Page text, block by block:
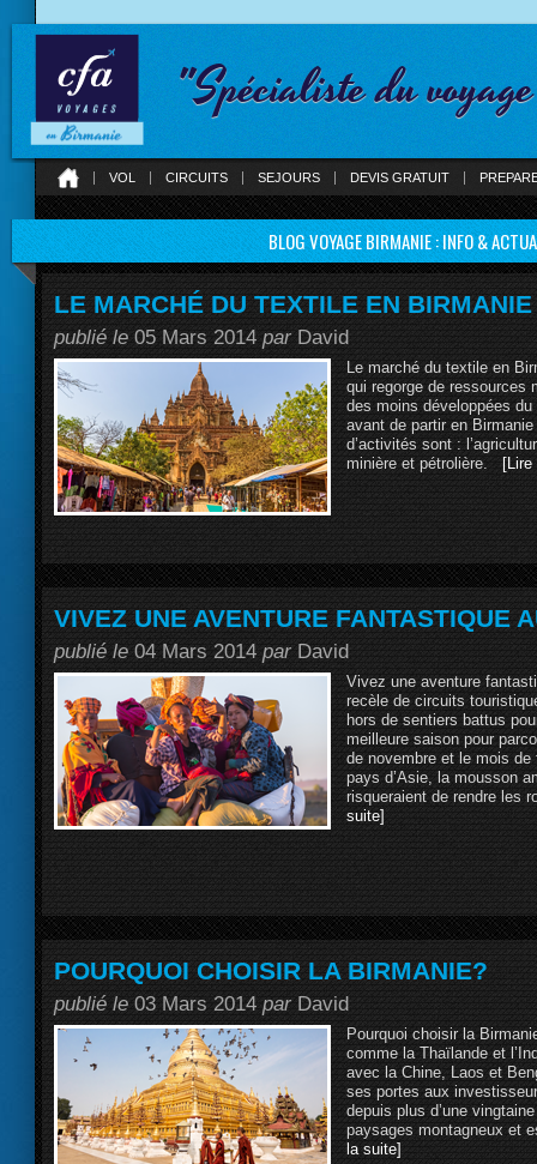
"Spécialiste du
VOL CIRCUITS SEJOURS DEVIS GRATUIT
BLOG VOYAGE BIRMANIE : INFO &
LE MARCHÉ DU TEXTILE EN BIRMANIE
publié le 05 Mars 2014 parDavid
Le marché du textile en
qui regorge de ressources
des moins développées
avant de partir en
d’activités sont :
minière et pétrolière.
VIVEZ UNE AVENTURE FANTASTIQUE
publié le 04 Mars 2014 parDavid
Vivez une aventure
recèle de circuits
hors de sentiers battus
meilleure saison pour
de novembre et le mois
pays d’Asie, la mousson
risqueraient de rendre les
suite]
POURQUOI CHOISIR LA BIRMANIE?
publié le 03 Mars 2014 parDavid
Pourquoi choisir la
comme la Thaïlande et
avec la Chine, Laos et
ses portes aux
depuis plus d’une
paysages montagneux et
la suite]